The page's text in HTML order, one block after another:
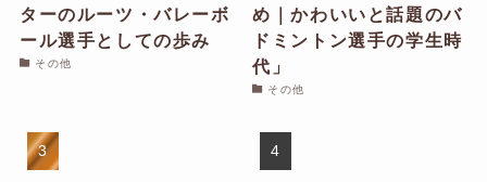
ターのルーツ・バレーボ
ール選手としての歩み
その他
め｜かわいいと話題のバ
ドミントン選手の学生時
代」
その他